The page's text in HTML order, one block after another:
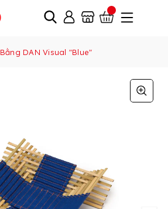
Bằng DAN Visual "Blue"